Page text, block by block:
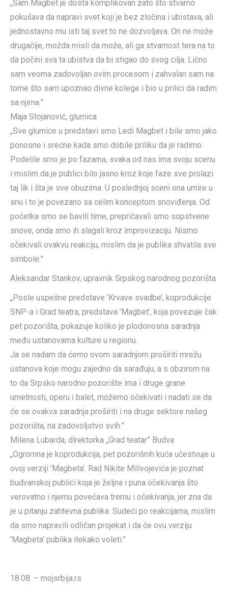
„Sam Magbet je dosta komplikovan zato što stvarno
pokušava da napravi svet koji je bez zločina i ubistava, ali
jednostavno mu isti taj svet to ne dozvoljava. On ne može
drugačije, možda misli da može, ali ga stvarnost tera na to
da počini sva ta ubistva da bi stigao do svog cilja. Lično
sam veoma zadovoljan ovim procesom i zahvalan sam na
tome što sam upoznao divne kolege i bio u prilici da radim
sa njima.”
Maja Stojanović, glumica
„Sve glumice u predstavi smo Ledi Magbet i bile smo jako
ponosne i srećne kada smo dobile priliku da je radimo.
Podelile smo je po fazama, svaka od nas ima svoju scenu
i mislim da je publici bilo jasno kroz koje faze sve prolazi
taj lik i šta je sve obuzima. U poslednjoj sceni ona umire u
snu i to je povezano sa celim konceptom snoviđenja. Od
početka smo se bavili time, prepričavali smo sopstvene
snove, onda smo ih slagali kroz improvizaciju. Nismo
očekivali ovakvu reakciju, mislim da je publika shvatila sve
simbole.”
Aleksandar Stankov, upravnik Srpskog narodnog pozorišta
„Posle uspešne predstave ’Krvave svadbe’, koprodukcije
SNP-a i Grad teatra, predstava ’Magbet’, koja povezuje čak
pet pozorišta, pokazuje koliko je plodonosna saradnja
među ustanovama kulture u regionu.
Ja se nadam da ćemo ovom saradnjom proširiti mrežu
ustanova koje mogu zajedno da sarađuju, a s obzirom na
to da Srpsko narodno pozorište ima i druge grane
umetnosti, operu i balet, možemo očekivati i nadati se da
će se ovakva saradnja proširiti i na druge sektore našeg
pozorišta, na zadovoljstvo svih.”
Milena Lubarda, direktorka „Grad teatar” Budva
„Ogromna je koprodukcija, pet pozorišnih kuća učestvuje u
ovoj verziji ’Magbeta’. Rad Nikite Milivojevića je poznat
budvanskoj publici koja je željna i puna očekivanja što
verovatno i njemu povećava tremu i očekivanja, jer zna da
je u pitanju zahtevna publika. Sudeći po reakcijama, mislim
da smo napravili odličan projekat i da će ovu verziju
’Magbeta’ publika itekako voleti.”
18.08. – mojsrbija.rs